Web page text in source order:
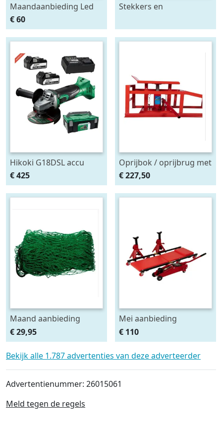
Maandaanbieding Led
achterlicht 12-24V links
m. breedtelamp
€ 60
Stekkers en
Hikoki G18DSL accu
haakse slijper (2x5Ah +
HSCII)
€ 425
Oprijbok / oprijbrug met
ingebouwde krik. set
2stuks
€ 227,50
Maand aanbieding
Afdeknet 4x2 mtr maas
4.5 x 4.5 cm
€ 29,95
Mei aanbieding
Monteursligkar+2 tons
krik + 2 assteunen
€ 110
Bekijk alle 1.787 advertenties van deze adverteerder
Advertentienummer: 26015061
Meld tegen de regels